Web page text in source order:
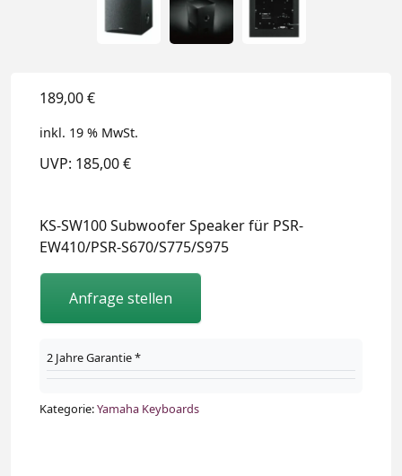
189,00€
inkl. 19 % MwSt.
UVP: 185,00 €
KS-SW100 Subwoofer Speaker für PSR-
EW410/PSR-S670/S775/S975
Anfrage stellen
2 Jahre Garantie *
Kategorie:Yamaha Keyboards